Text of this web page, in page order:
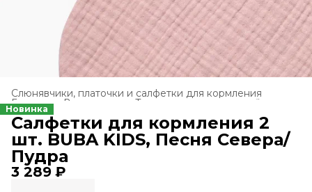
Слюнявчики, платочки и салфетки для кормления
Текстиль для новорождённых
Все товары
Главная
Новинка
Салфетки для кормления 2
шт. BUBA KIDS, Песня Севера/
Пудра
3 289 ₽